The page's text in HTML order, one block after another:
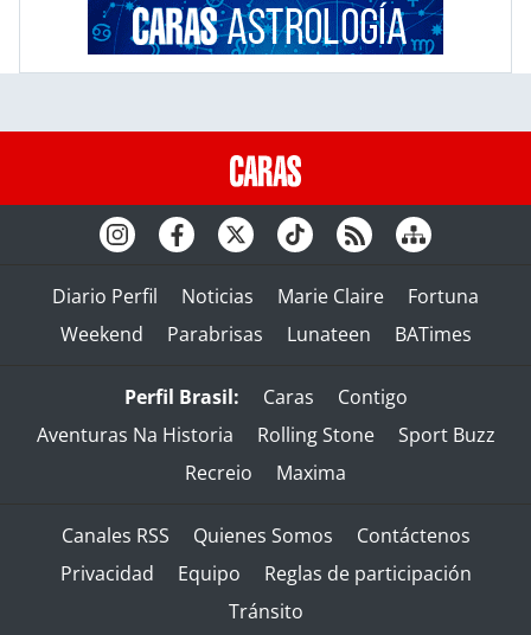
Diario Perfil Noticias Marie Claire
Fortuna
Weekend
Parabrisas Lunateen BATimes
Perfil Brasil: Caras
Contigo
Aventuras Na Historia
Rolling Stone
Sport Buzz
Recreio
Maxima
Canales RSS Quienes Somos
Contáctenos
Privacidad
Equipo
Reglas de participación
Tránsito